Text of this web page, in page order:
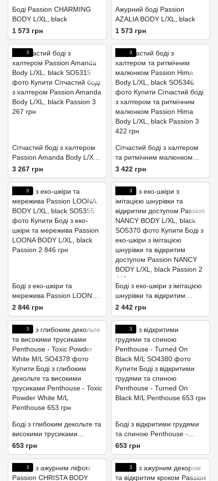
Боді Passion CHARMING
BODY L/XL, black
1 573 грн
Ажурний боді Passion
AZALIA BODY L/XL, black
1 573 грн
3
Сітчастий боді з халтером
Passion Amanda Body L/XL,
black
3 267 грн
3
Сітчастий боді з халтером
та ритмічним малюнком
Passion Hima Body L/XL,
black
3 422 грн
3
Боді з еко-шкіри та
мережива Passion LOONA
BODY L/XL, black
2 846 грн
3
Боді з еко-шкіри з імітацією
шнурівки та відкритим
доступом Passion NANCY
BODY L/XL, black
2 442 грн
3
Боді з глибоким декольте та
високими трусиками
Penthouse - Toxic Powder
White M/L
653 грн
3
Боді з відкритими грудями
та спиною Penthouse -
Turned On Black M/L
653 грн
3 3